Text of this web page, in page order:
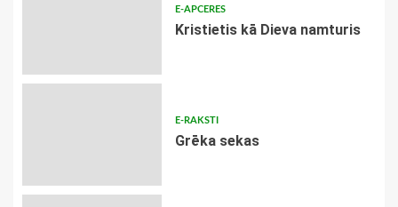
E-APCERES
Kristietis kā Dieva namturis
E-RAKSTI
Grēka sekas